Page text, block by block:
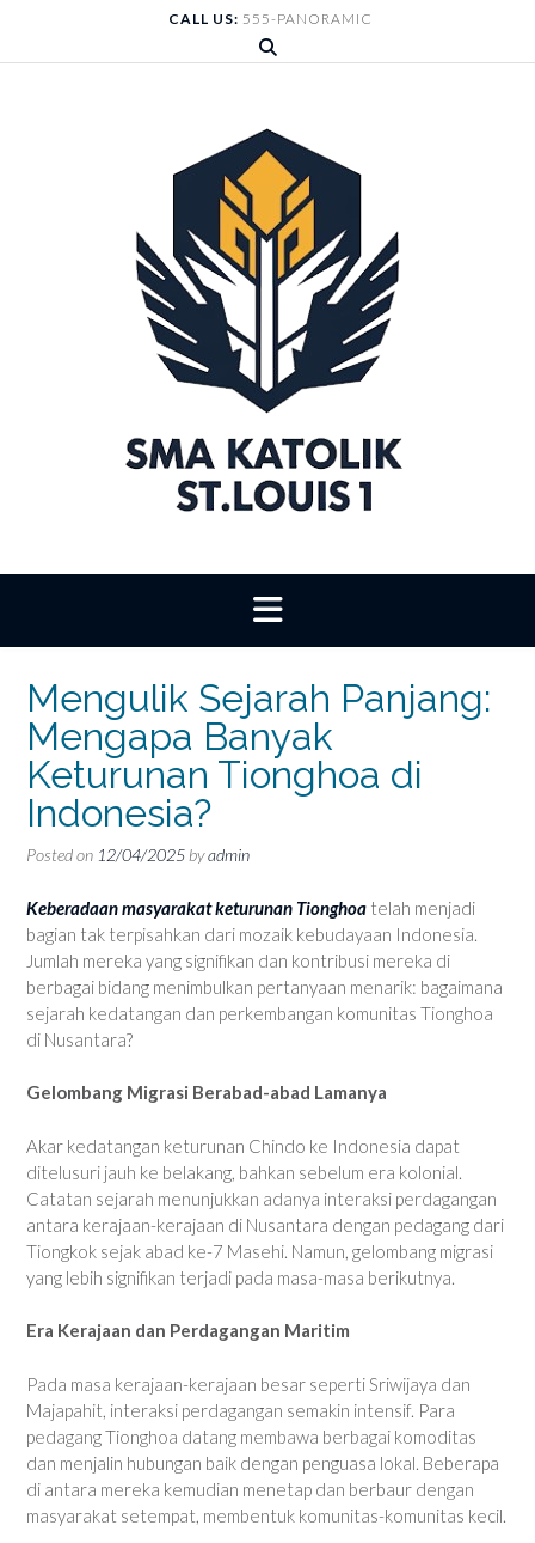
content
CALL US: 555-PANORAMIC
Mengulik Sejarah Panjang:
Mengapa Banyak
Keturunan Tionghoa di
Indonesia?
Posted on 12/04/2025 byadmin
Keberadaan masyarakat keturunan Tionghoa telah menjadi
bagian tak terpisahkan dari mozaik kebudayaan Indonesia.
Jumlah mereka yang signifikan dan kontribusi mereka di
berbagai bidang menimbulkan pertanyaan menarik: bagaimana
sejarah kedatangan dan perkembangan komunitas Tionghoa
di Nusantara?
Gelombang Migrasi Berabad-abad Lamanya
Akar kedatangan keturunan Chindo ke Indonesia dapat
ditelusuri jauh ke belakang, bahkan sebelum era kolonial.
Catatan sejarah menunjukkan adanya interaksi perdagangan
antara kerajaan-kerajaan di Nusantara dengan pedagang dari
Tiongkok sejak abad ke-7 Masehi. Namun, gelombang migrasi
yang lebih signifikan terjadi pada masa-masa berikutnya.
Era Kerajaan dan Perdagangan Maritim
Pada masa kerajaan-kerajaan besar seperti Sriwijaya dan
Majapahit, interaksi perdagangan semakin intensif. Para
pedagang Tionghoa datang membawa berbagai komoditas
dan menjalin hubungan baik dengan penguasa lokal. Beberapa
di antara mereka kemudian menetap dan berbaur dengan
masyarakat setempat, membentuk komunitas-komunitas kecil.